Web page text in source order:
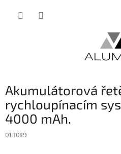
Akumulátorová
rychloupínacím
4000 mAh.
013089